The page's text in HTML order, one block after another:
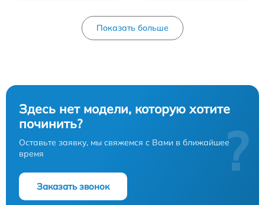
Показать больше
Здесь нет модели, которую хотите
починить?
Оставьте заявку, мы свяжемся с Вами в ближайшее
время
Заказать звонок
?